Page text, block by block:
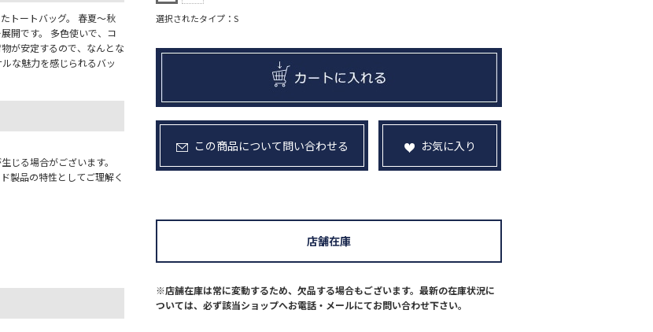
トートバッグ。 春夏〜秋
開です。 多色使いで、コ
が安定するので、なんとな
な魅力を感じられるバッ
じる場合がございます。
製品の特性としてご理解く
選択されたタイプ：S
この商品について問い合わせる お気に入り
※店舗在庫は常に変動するため、欠品する場合もございます。最新の在庫状況に
ついては、必ず該当ショップへお電話・メールにてお問い合わせ下さい。
店舗在庫